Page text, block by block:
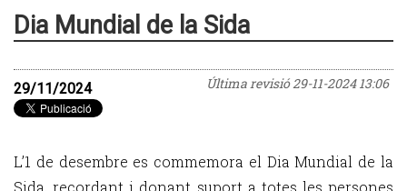
Dia Mundial de la Sida
Última revisió29-11-2024 13:06
29/11/2024
L’1 de desembre es commemora el Dia Mundial de la
Sida, recordant i donant suport a totes les persones